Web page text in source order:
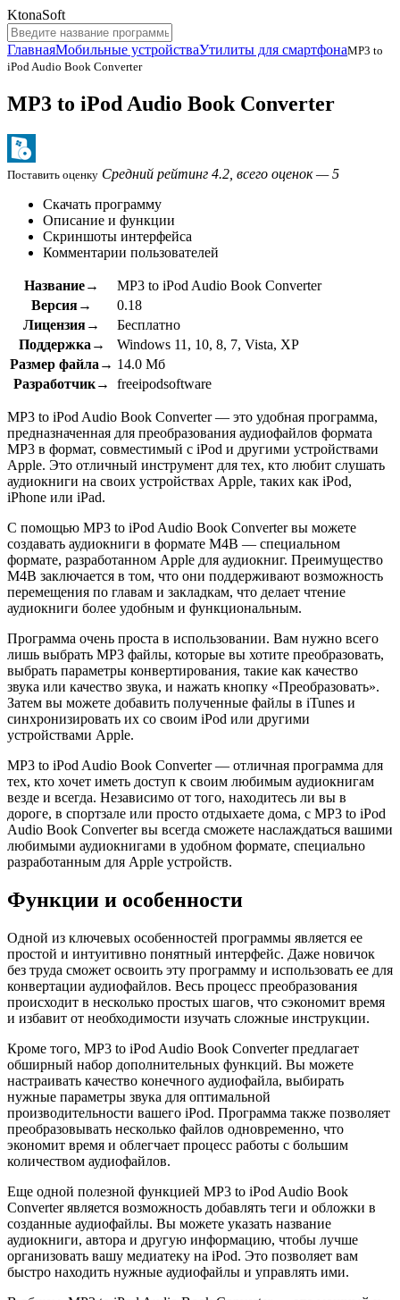
KtonaSoft
ГлавнаяМобильные устройстваУтилиты для смартфонаMP3 to
iPod Audio Book Converter
MP3 to iPod Audio Book Converter
Поставить оценку Средний рейтинг 4.2, всего оценок — 5
Скачать программу
Описание и функции
Скриншоты интерфейса
Комментарии пользователей
Название→
MP3 to iPod Audio Book Converter
Версия→
0.18
Лицензия→
Бесплатно
Поддержка→
Windows 11, 10, 8, 7, Vista, XP
Размер файла→ 14.0 Мб
Разработчик→
freeipodsoftware
MP3 to iPod Audio Book Converter — это удобная программа,
предназначенная для преобразования аудиофайлов формата
MP3 в формат, совместимый с iPod и другими устройствами
Apple. Это отличный инструмент для тех, кто любит слушать
аудиокниги на своих устройствах Apple, таких как iPod,
iPhone или iPad.
С помощью MP3 to iPod Audio Book Converter вы можете
создавать аудиокниги в формате M4B — специальном
формате, разработанном Apple для аудиокниг. Преимущество
M4B заключается в том, что они поддерживают возможность
перемещения по главам и закладкам, что делает чтение
аудиокниги более удобным и функциональным.
Программа очень проста в использовании. Вам нужно всего
лишь выбрать MP3 файлы, которые вы хотите преобразовать,
выбрать параметры конвертирования, такие как качество
звука или качество звука, и нажать кнопку «Преобразовать».
Затем вы можете добавить полученные файлы в iTunes и
синхронизировать их со своим iPod или другими
устройствами Apple.
MP3 to iPod Audio Book Converter — отличная программа для
тех, кто хочет иметь доступ к своим любимым аудиокнигам
везде и всегда. Независимо от того, находитесь ли вы в
дороге, в спортзале или просто отдыхаете дома, с MP3 to iPod
Audio Book Converter вы всегда сможете наслаждаться вашими
любимыми аудиокнигами в удобном формате, специально
разработанным для Apple устройств.
Функции и особенности
Одной из ключевых особенностей программы является ее
простой и интуитивно понятный интерфейс. Даже новичок
без труда сможет освоить эту программу и использовать ее для
конвертации аудиофайлов. Весь процесс преобразования
происходит в несколько простых шагов, что сэкономит время
и избавит от необходимости изучать сложные инструкции.
Кроме того, MP3 to iPod Audio Book Converter предлагает
обширный набор дополнительных функций. Вы можете
настраивать качество конечного аудиофайла, выбирать
нужные параметры звука для оптимальной
производительности вашего iPod. Программа также позволяет
преобразовывать несколько файлов одновременно, что
экономит время и облегчает процесс работы с большим
количеством аудиофайлов.
Еще одной полезной функцией MP3 to iPod Audio Book
Converter является возможность добавлять теги и обложки в
созданные аудиофайлы. Вы можете указать название
аудиокниги, автора и другую информацию, чтобы лучше
организовать вашу медиатеку на iPod. Это позволяет вам
быстро находить нужные аудиофайлы и управлять ими.